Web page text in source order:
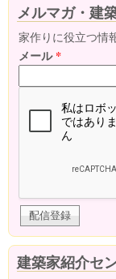
メルマガ・建
家作りに役立つ情
メール*
建築家紹介セ